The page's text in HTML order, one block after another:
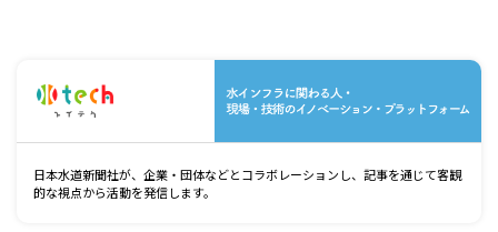
日本水道新聞社が、企業・団体などとコラボレーションし、記事を通じて客観
的な視点から活動を発信します。